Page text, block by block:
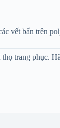
vết bẩn trên
trang phục.